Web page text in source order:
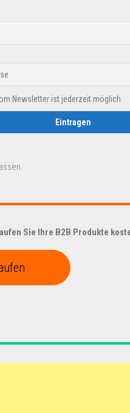
Newsletter ist jederzeit möglich.
Sie Ihre B2B Produkte